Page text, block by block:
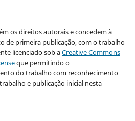
os direitos autorais e concedem à
de primeira publicação, com o trabalho
licenciado sob aCreative Commons
que permitindo o
do trabalho com reconhecimento
e publicação inicial nesta